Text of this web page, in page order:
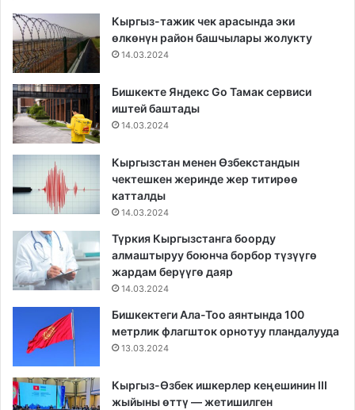
Кыргыз-тажик чек арасында эки
өлкөнүн район башчылары жолукту
14.03.2024
Бишкекте Яндекс Go Тамак сервиси
иштей баштады
14.03.2024
Кыргызстан менен Өзбекстандын
чектешкен жеринде жер титирөө
катталды
14.03.2024
Түркия Кыргызстанга боорду
алмаштыруу боюнча борбор түзүүгө
жардам берүүгө даяр
14.03.2024
Бишкектеги Ала-Тоо аянтында 100
метрлик флагшток орнотуу пландалууда
13.03.2024
Кыргыз-Өзбек ишкерлер кеңешинин III
жыйыны өттү — жетишилген